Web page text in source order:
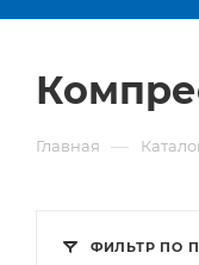
Главная —
ФИЛЬТР ПО